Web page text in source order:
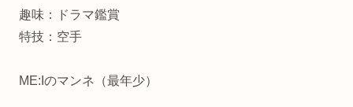
趣味：ドラマ鑑賞
特技：空手
ME:Iのマンネ（最年少）